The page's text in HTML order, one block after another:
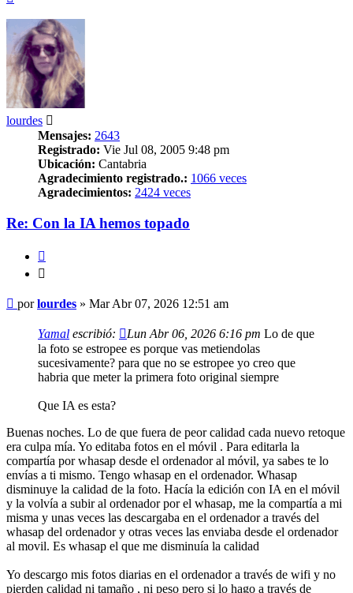
lourdes
Mensajes: 2643
Registrado: Vie Jul 08, 2005 9:48 pm
Ubicación: Cantabria
Agradecimiento registrado.: 1066 veces
Agradecimientos: 2424 veces
Re: Con la IA hemos topado
Mensaje
porlourdes » Mar Abr 07, 2026 12:51 am
Yamal escribió: Lun Abr 06, 2026 6:16 pm Lo de que
la foto se estropee es porque vas metiendolas
sucesivamente? para que no se estropee yo creo que
habria que meter la primera foto original siempre
Que IA es esta?
Buenas noches. Lo de que fuera de peor calidad cada nuevo retoque
era culpa mía. Yo editaba fotos en el móvil . Para editarla la
compartía por whasap desde el ordenador al móvil, ya sabes te lo
envías a ti mismo. Tengo whasap en el ordenador. Whasap
disminuye la calidad de la foto. Hacía la edición con IA en el móvil
y la volvía a subir al ordenador por el whasap, me la compartía a mi
misma y unas veces las descargaba en el ordenador a través del
whasap del ordenador y otras veces las enviaba desde el ordenador
al movil. Es whasap el que me disminuía la calidad
Yo descargo mis fotos diarias en el ordenador a través de wifi y no
pierden calidad ni tamaño , ni peso pero si lo hago a través de